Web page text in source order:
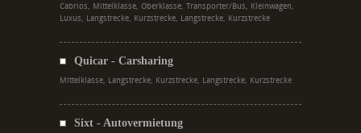
Cabrios, Mittelklasse, Oberklasse, Transporter/Bus, Kleinwagen,
Luxus, Langstrecke, Kurzstrecke, Langstrecke, Kurzstrecke
Quicar - Carsharing
Mittelklasse, Langstrecke, Kurzstrecke, Langstrecke, Kurzstrecke
Sixt - Autovermietung